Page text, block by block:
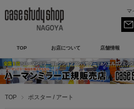
マ
TOP お店について 店舗情報
TOP ポスター / アート